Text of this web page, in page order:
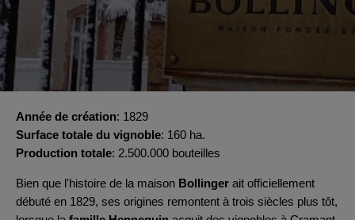
Année de création 1829
Surface totale du vignoble 160 ha.
Production totale 2.500.000 bouteilles
Bien que l'histoire de la maison Bollinger ait officiellement
débuté en 1829, ses origines remontent à trois siècles plus tôt,